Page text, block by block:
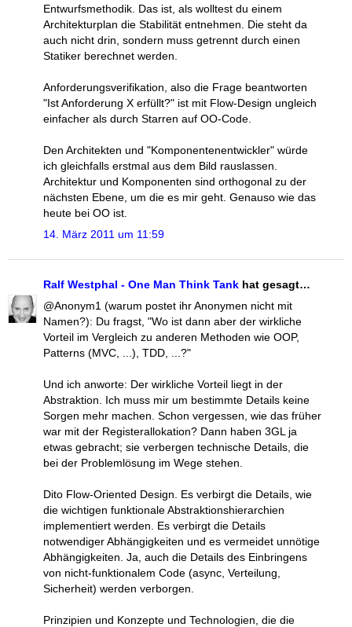
Entwurfsmethodik. Das ist, als wolltest du einem
Architekturplan die Stabilität entnehmen. Die steht da
auch nicht drin, sondern muss getrennt durch einen
Statiker berechnet werden.
Anforderungsverifikation, also die Frage beantworten
"Ist Anforderung X erfüllt?" ist mit Flow-Design ungleich
einfacher als durch Starren auf OO-Code.
Den Architekten und "Komponentenentwickler" würde
ich gleichfalls erstmal aus dem Bild rauslassen.
Architektur und Komponenten sind orthogonal zu der
nächsten Ebene, um die es mir geht. Genauso wie das
heute bei OO ist.
14. März 2011 um 11:59
Ralf Westphal - One Man Think Tank hat gesagt…
@Anonym1 (warum postet ihr Anonymen nicht mit
Namen?): Du fragst, "Wo ist dann aber der wirkliche
Vorteil im Vergleich zu anderen Methoden wie OOP,
Patterns (MVC, ...), TDD, ...?"
Und ich anworte: Der wirkliche Vorteil liegt in der
Abstraktion. Ich muss mir um bestimmte Details keine
Sorgen mehr machen. Schon vergessen, wie das früher
war mit der Registerallokation? Dann haben 3GL ja
etwas gebracht; sie verbergen technische Details, die
bei der Problemlösung im Wege stehen.
Dito Flow-Oriented Design. Es verbirgt die Details, wie
die wichtigen funktionale Abstraktionshierarchien
implementiert werden. Es verbirgt die Details
notwendiger Abhängigkeiten und es vermeidet unnötige
Abhängigkeiten. Ja, auch die Details des Einbringens
von nicht-funktionalem Code (async, Verteilung,
Sicherheit) werden verborgen.
Prinzipien und Konzepte und Technologien, die die